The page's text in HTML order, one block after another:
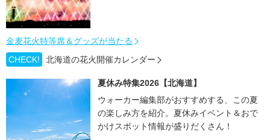
金麦花火特等席＆グッズが当たる
CHECK!
北海道の花火開催カレンダー
夏休み特集2026【北海道】
ウォーカー編集部がおすすめする、この夏
の楽しみ方を紹介。夏休みイベント＆おで
かけスポット情報が盛りだくさん！